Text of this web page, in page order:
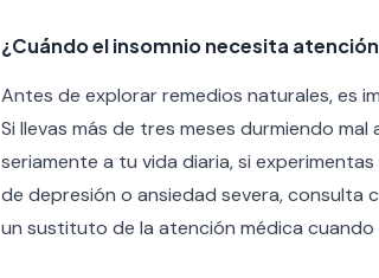
¿Cuándo el insomnio necesita
Antes de explorar remedios naturales, es
Si llevas más de tres meses durmiendo
seriamente a tu vida diaria, si
de depresión o ansiedad severa, consulta
un sustituto de la atención médica cuando